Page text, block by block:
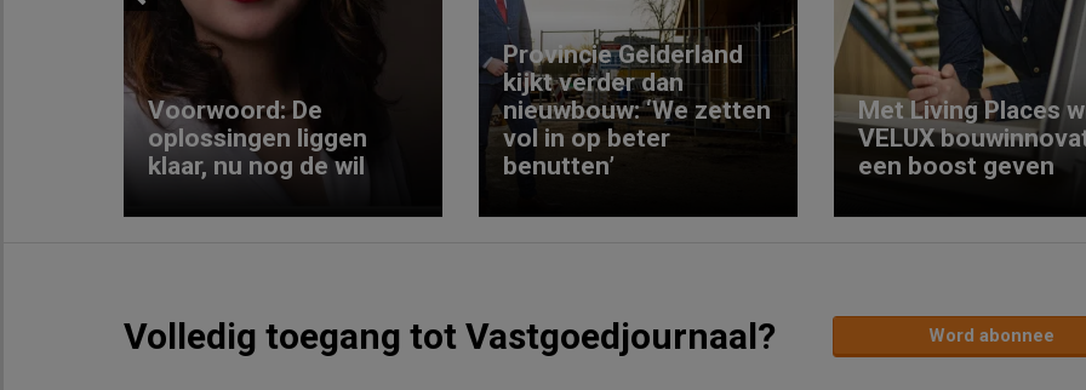
Previous
Voorwoord: De
oplossingen liggen
klaar, nu nog de wil
Provincie Gelderland
kijkt verder dan
nieuwbouw: ‘We zetten
vol in op beter
benutten’
Met Living Places
VELUX
een boost geven
Volledig toegang tot Vastgoedjournaal? Word abonnee